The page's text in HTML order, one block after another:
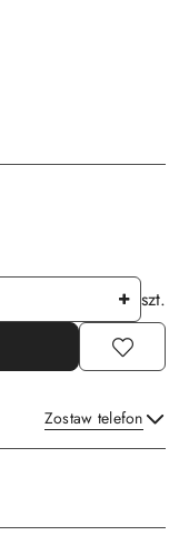
szt.
Zostaw telefon